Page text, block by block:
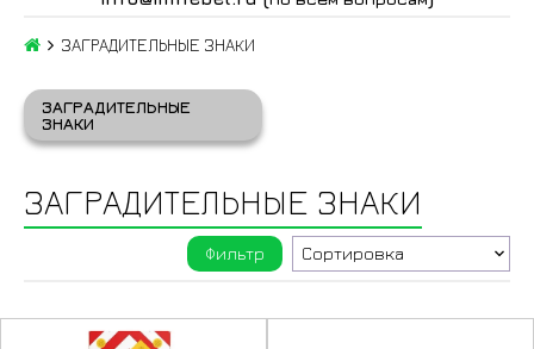
ЗАГРАДИТЕЛЬНЫЕ ЗНАКИ
ЗАГРАДИТЕЛЬНЫЕ
ЗНАКИ
ЗАГРАДИТЕЛЬНЫЕ ЗНАКИ
Фильтр